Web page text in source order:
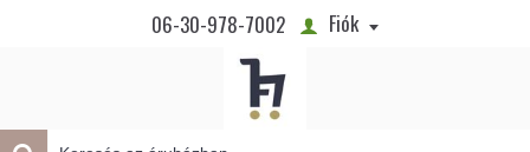
06-30-978-7002 Fiók